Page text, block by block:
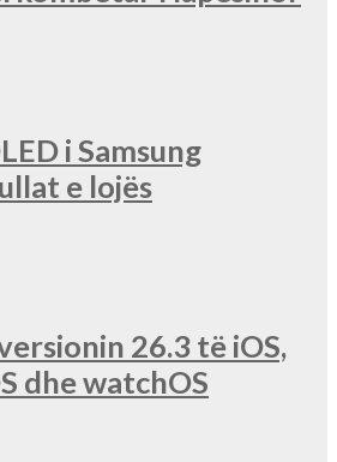
i Samsung
e lojës
26.3 të iOS,
dhe watchOS